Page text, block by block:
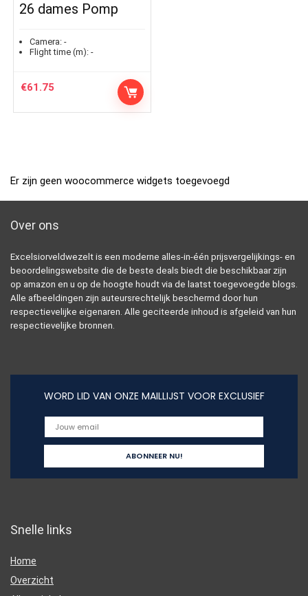
26 dames Pomp
Camera: -
Flight time (m): -
€61.75
Er zijn geen woocommerce widgets toegevoegd
Over ons
Excelsiorveldwezelt is een moderne alles-in-één prijsvergelijkings- en
beoordelingswebsite die de beste deals biedt die beschikbaar zijn
op amazon en u op de hoogte houdt via de laatst toegevoegde blogs.
Alle afbeeldingen zijn auteursrechtelijk beschermd door hun
respectievelijke eigenaren. Alle geciteerde inhoud is afgeleid van hun
respectievelijke bronnen.
WORD LID VAN ONZE MAILLIJST VOOR EXCLUSIEF
Snelle links
Home
Overzicht